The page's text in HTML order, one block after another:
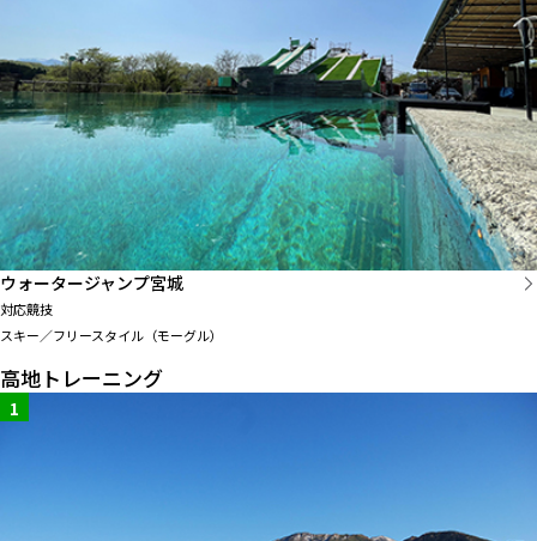
ウォータージャンプ宮城
対応競技
スキー／フリースタイル（モーグル）
高地トレーニング
1